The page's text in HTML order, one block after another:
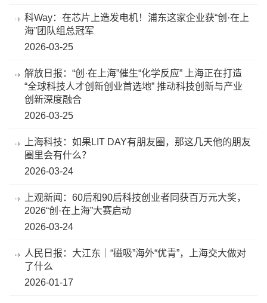
科Way：在芯片上造发电机！浦东这家企业获“创·在上
海”团队组总冠军
2026-03-25
解放日报：“创·在上海”催生“化学反应” 上海正在打造
“全球科技人才创新创业首选地” 推动科技创新与产业
创新深度融合
2026-03-25
上海科技：如果LIT DAY有朋友圈，那这几天他的朋友
圈里会有什么？
2026-03-24
上观新闻：60后和90后科技创业者同获百万元大奖，
2026“创·在上海”大赛启动
2026-03-24
人民日报：大江东｜“磁吸”海外“优青”，上海交大做对
了什么
2026-01-17